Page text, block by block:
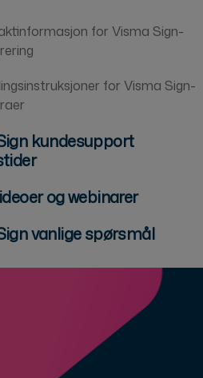
for Visma Sign-
for Visma Sign-
kundesupport
og webinarer
vanlige spørsmål